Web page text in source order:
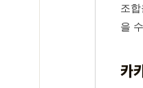
조
을
카